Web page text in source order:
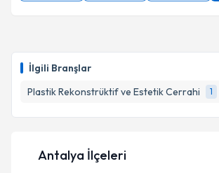
İlgili Branşlar
Plastik Rekonstrüktif ve Estetik Cerrahi
1
Antalya İlçeleri